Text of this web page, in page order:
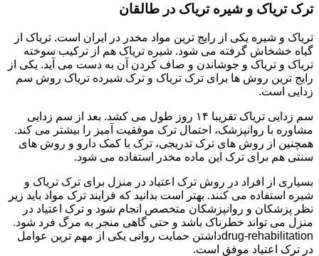
ترک تریاک و شیره تریاک در طالقان
تریاک و شیره یکی از رایج ترین مواد مخدر در ایران است. تریاک از
گیاه خشخاش گرفته می شود. شیره تریاک هم از ترکیب سوخته
تریاک و تریاک و جوشاندن و صاف کردن آن به دست می آید. یکی از
رایج ترین روش ها برای ترک تریاک و ترک شیرده تریاک روش سم
زدایی است.
سم زدایی تریاک تقریبا ۱۴ روز طول می کشد. بعد از سم زدایی
مشاوره با روانپزشک، احتمال ترک موفقیت آمیز را بیشتر می کند.
همچنین از روش های ترک تدریجی، ترک با کمک دارو و روش های
سنتی هم برای ترک این ماده مخدر استفاده می شود.
بسیاری از افراد در روش ترک اعتیاد در منزل برای ترک تریاک و
شیره استفاده می کنند. بهتر است بدانید که فرایند ترک مواد باید زیر
نظر پزشکان و روانپزشکان متخصص انجام شود و ترک اعتیاد در
منزل می تواند خطرناک باشد و حتی گاهی منجر به مرگ فرد شود.
drug-rehabilitationداشتن حمایت روانی یکی از مهم ترین عوامل
در ترک اعتیاد موفق است.